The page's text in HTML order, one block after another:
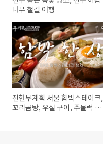
나무 철길 여행
전현무계획 서울 함박스테이크,
꼬리곰탕, 우설 구이, 주물럭 맛